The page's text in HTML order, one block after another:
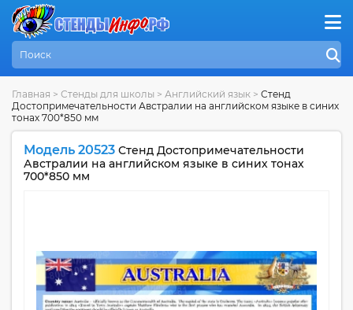
Главная > Стенды для школы > Английский язык > Стенд
Достопримечательности Австралии на английском языке в синих
тонах 700*850 мм
Модель 20523 Стенд Достопримечательности
Австралии на английском языке в синих тонах
700*850 мм